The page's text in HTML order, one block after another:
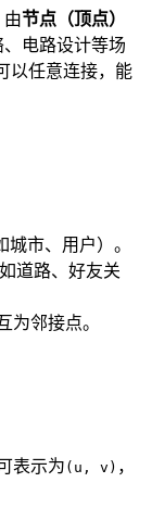
由节点（顶点）
电路设计等场
以任意连接，能
城市、用户）。
道路、好友关
为邻接点。
表示为 (u, v) ，